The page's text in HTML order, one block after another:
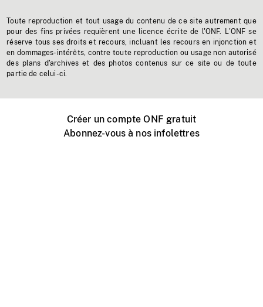
Toute reproduction et tout usage du contenu de ce site autrement que
pour des fins privées requièrent une licence écrite de l'ONF. L'ONF se
réserve tous ses droits et recours, incluant les recours en injonction et
en dommages-intérêts, contre toute reproduction ou usage non autorisé
des plans d'archives et des photos contenus sur ce site ou de toute
partie de celui-ci.
Créer un compte ONF gratuit
Abonnez-vous à nos infolettres